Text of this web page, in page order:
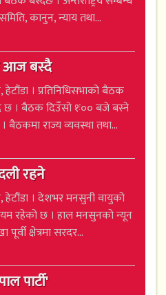
कानुन, न्याय तथा...
आज बस्दै
। प्रतिनिधिसभाको बैठक
। बैठक दिउँसो १ः०० बजे बस्ने
बैठकमा राज्य व्यवस्था तथा...
रहने
हेटौंडा । देशभर मनसुनी वायुको
रहेको छ । हाल मनसुनको न्यून
पूर्वी क्षेत्रमा सरदर...
पार्टी'